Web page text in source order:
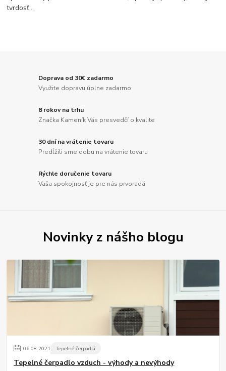
tvrdosť…
Doprava od 30€ zadarmo
Využite dopravu úplne zadarmo
8 rokov na trhu
Značka Kameník Vás presvedčí o kvalite
30 dní na vrátenie tovaru
Predĺžili sme dobu na vrátenie tovaru
Rýchle doručenie tovaru
Vaša spokojnosť je pre nás prvoradá
Novinky z nášho blogu
06.08.2021 Tepelné čerpadlá
Tepelné čerpadlo vzduch - výhody a nevýhody